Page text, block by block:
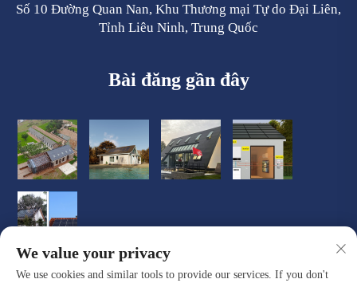
Số 10 Đường Quan Nan, Khu Thương mại Tự do Đại Liên,
Tỉnh Liêu Ninh, Trung Quốc
Bài đăng gần đây
We value your privacy
We use cookies and similar tools to provide our services. If you don't